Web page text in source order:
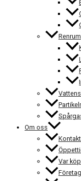
Renrum
Om oss
Var